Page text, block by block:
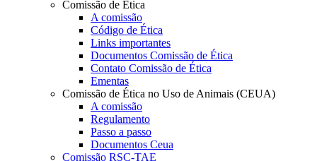
Comissão de Ética
A comissão
Código de Ética
Links importantes
Documentos Comissão de Ética
Contato Comissão de Ética
Ementas
Comissão de Ética no Uso de Animais (CEUA)
A comissão
Regulamento
Passo a passo
Documentos Ceua
Comissão RSC-TAE